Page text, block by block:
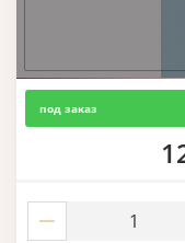
под заказ